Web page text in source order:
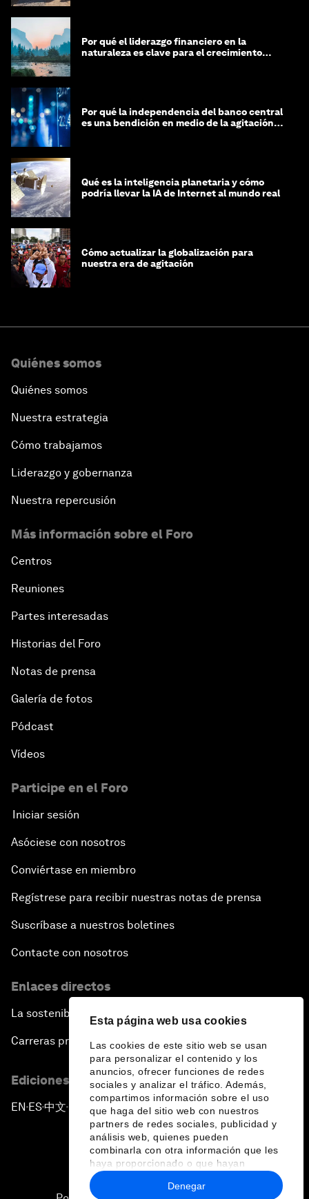
Esta página web usa cookies
Las cookies de este sitio web se usan
para personalizar el contenido y los
anuncios, ofrecer funciones de redes
sociales y analizar el tráfico. Además,
compartimos información sobre el uso
que haga del sitio web con nuestros
partners de redes sociales, publicidad y
análisis web, quienes pueden
combinarla con otra información que les
haya proporcionado o que hayan
recopilado a partir del uso que haya
hecho de sus servicios.
Denegar
Por qué el liderazgo financiero en la
naturaleza es clave para el crecimiento
Por qué la independencia del banco central
es una bendición en medio de la agitación
Qué es la inteligencia planetaria y cómo
podría llevar la IA de Internet al mundo real
Cómo actualizar la globalización para
nuestra era de agitación
Quiénes somos
Quiénes somos
Nuestra estrategia
Cómo trabajamos
Liderazgo y gobernanza
Nuestra repercusión
Más información sobre el Foro
Centros
Reuniones
Partes interesadas
Historias del Foro
Notas de prensa
Galería de fotos
Pódcast
Vídeos
Participe en el Foro
Iniciar sesión
Asóciese con nosotros
Conviértase en miembro
Regístrese para recibir nuestras notas de prensa
Suscríbase a nuestros boletines
Contacte con nosotros
Enlaces directos
La sostenibilidad en el Foro
Carreras profesionales
Ediciones en otros idiomas
EN ▪ ES▪中文▪ 日本語